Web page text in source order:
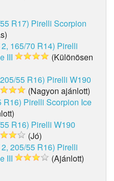
R17) Pirelli Scorpion
165/70 R14) Pirelli
III
(Különösen
55 R16) Pirelli W190
(Nagyon ajánlott)
R16) Pirelli Scorpion Ice
R16) Pirelli W190
(Jó)
205/55 R16) Pirelli
III
(Ajánlott)